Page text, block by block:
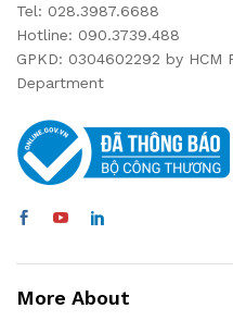
Tel: 028.3987.6688
Hotline: 090.3739.488
GPKD: 0304602292 by HCM
Department
More About